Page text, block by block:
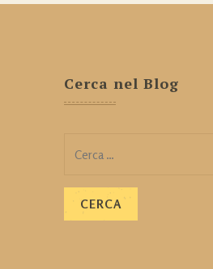
Cerca nel Blog